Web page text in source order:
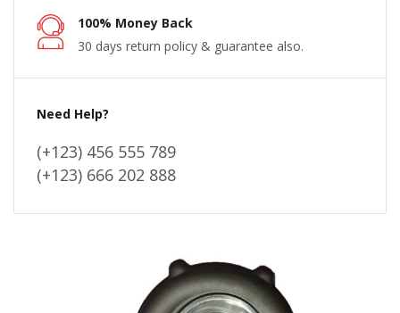
100% Money Back
30 days return policy & guarantee also.
Need Help?
(+123) 456 555 789
(+123) 666 202 888